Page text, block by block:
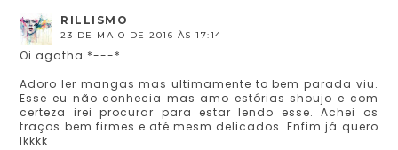
RILLISMO
23 DE MAIO DE 2016 ÀS 17:14
Oi agatha *---*
Adoro ler mangas mas ultimamente to bem parada viu.
Esse eu não conhecia mas amo estórias shoujo e com
certeza irei procurar para estar lendo esse. Achei os
traços bem firmes e até mesm delicados. Enfim já quero
lkkkk